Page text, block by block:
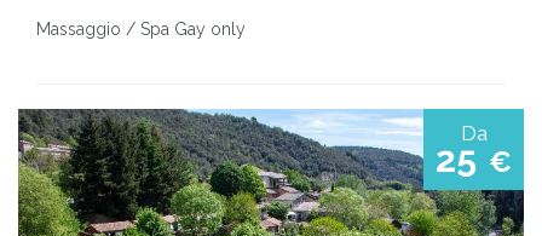
Massaggio / Spa Gay only
Da
25 €